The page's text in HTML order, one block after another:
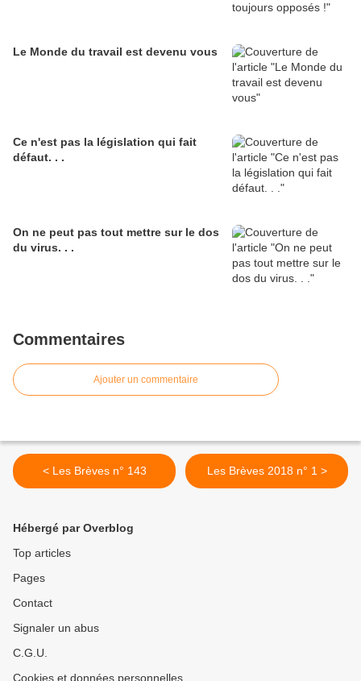
Le Monde du travail est devenu vous
Ce n'est pas la législation qui fait
défaut. . .
On ne peut pas tout mettre sur le dos
du virus. . .
Commentaires
Ajouter un commentaire
< Les Brèves n° 143 Les Brèves 2018 n° 1 >
Hébergé par Overblog
Top articles
Pages
Contact
Signaler un abus
C.G.U.
Cookies et données personnelles